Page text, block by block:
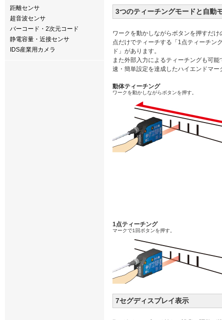
距離センサ
超音波センサ
バーコード・2次元コード
静電容量・近接センサ
IDS産業用カメラ
3つのティーチングモードと自動
ワークを動かしながらボタンを押すだ
点だけでティーチする「1点ティーチン
ド」があります。
また外部入力によるティーチングも可
速・簡単設定を達成したハイエンドマー
動体ティーチング
ワークを動かしながらボタンを押す。
1点ティーチング
マークで1回ボタンを押す。
7セグディスプレイ表示